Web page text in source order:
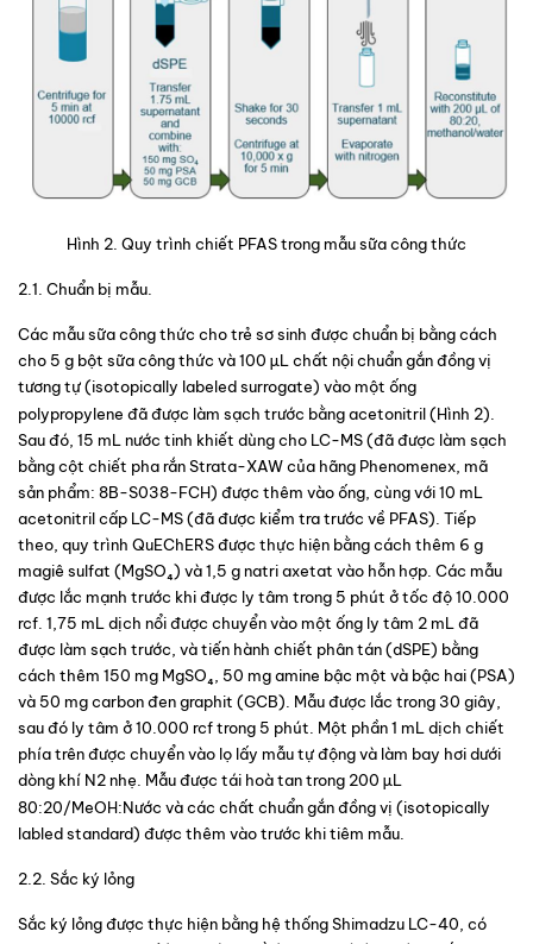
Hình 2 . Quy trình chiết PFAS trong mẫu sữa công thức
2.1. Chuẩn bị mẫu.
Các mẫu sữa công thức cho trẻ sơ sinh được chuẩn bị bằng cách
cho 5 g bột sữa công thức và 100 µL chất nội chuẩn gắn đồng vị
tương tự (isotopically labeled surrogate) vào một ống
polypropylene đã được làm sạch trước bằng acetonitril (Hình 2).
Sau đó, 15 mL nước tinh khiết dùng cho LC-MS (đã được làm sạch
bằng cột chiết pha rắn Strata-XAW của hãng Phenomenex, mã
sản phẩm: 8B-S038-FCH) được thêm vào ống, cùng với 10 mL
acetonitril cấp LC-MS (đã được kiểm tra trước về PFAS). Tiếp
theo, quy trình QuEChERS được thực hiện bằng cách thêm 6 g
magiê sulfat (MgSO₄) và 1,5 g natri axetat vào hỗn hợp. Các mẫu
được lắc mạnh trước khi được ly tâm trong 5 phút ở tốc độ 10.000
rcf. 1,75 mL dịch nổi được chuyển vào một ống ly tâm 2 mL đã
được làm sạch trước, và tiến hành chiết phân tán (dSPE) bằng
cách thêm 150 mg MgSO₄, 50 mg amine bậc một và bậc hai (PSA)
và 50 mg carbon đen graphit (GCB). Mẫu được lắc trong 30 giây,
sau đó ly tâm ở 10.000 rcf trong 5 phút. Một phần 1 mL dịch chiết
phía trên được chuyển vào lọ lấy mẫu tự động và làm bay hơi dưới
80:20/MeOH:Nước và các chất chuẩn gắn đồng vị (isotopically
labled standard) được thêm vào trước khi tiêm mẫu.
2.2. Sắc ký lỏng
Sắc ký lỏng được thực hiện bằng hệ thống Shimadzu LC-40, có